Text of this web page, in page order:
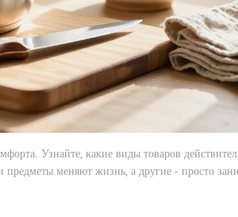
Узнайте, какие виды товаров
предметы меняют жизнь, а другие - просто